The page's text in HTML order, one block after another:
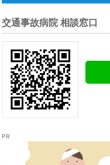
交通事故病院 相談窓口